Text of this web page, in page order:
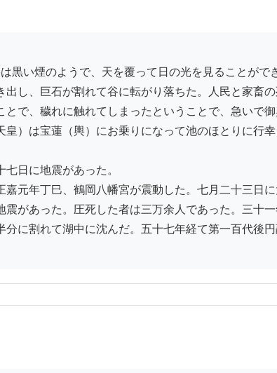
し、巨石が割れて谷に転がり落ちた。人民と家畜
で、穢れに触れてしまったということで、急いで
）は宝蓮（輿）にお乗りになって池のほとりに行幸
日に地震があった。
嘉元年丁巳、鶴岡八幡宮が震動した。七月二十三日
があった。圧死した者は三万余人であった。三十
に割れて湖中に沈んだ。五十七年経て第一百代後